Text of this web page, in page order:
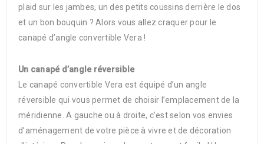
plaid sur les jambes, un des petits coussins derrière le dos
et un bon bouquin ? Alors vous allez craquer pour le
canapé d’angle convertible Vera !
Un canapé d’angle réversible
Le canapé convertible Vera est équipé d’un angle
réversible qui vous permet de choisir l’emplacement de la
méridienne. A gauche ou à droite, c’est selon vos envies
d’aménagement de votre pièce à vivre et de décoration